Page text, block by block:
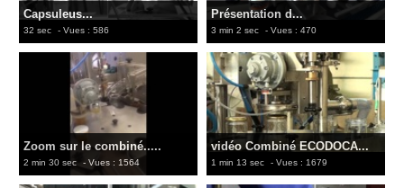
Capsuleus...
32 sec - Vues : 586
Présentation d...
3 min 2 sec - Vues : 470
Zoom sur le combiné.....
2 min 30 sec - Vues : 1564
vidéo Combiné ECODOCA...
1 min 13 sec - Vues : 1679